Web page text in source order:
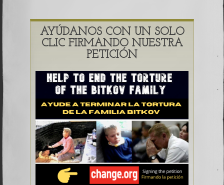
AYÚDANOS CON UN SOLO
CLIC FIRMANDO NUESTRA
PETICIÓN